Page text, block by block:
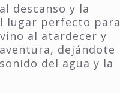
descanso y la
lugar perfecto para
al atardecer y
dejándote
del agua y la